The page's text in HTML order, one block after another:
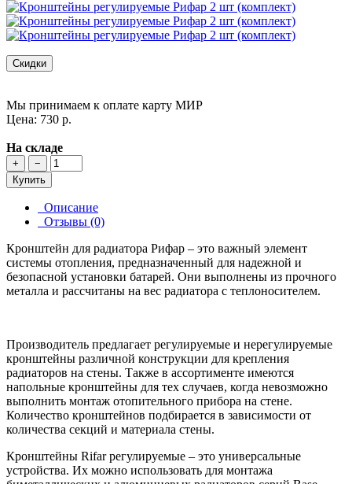
Скидки
Мы принимаем к оплате карту МИР
Цена: 730 р.
На складе
+
−
Купить
Описание
Отзывы (0)
Кронштейн для радиатора Рифар – это важный элемент
системы отопления, предназначенный для надежной и
безопасной установки батарей. Они выполнены из прочного
металла и рассчитаны на вес радиатора с теплоносителем.
Производитель предлагает регулируемые и нерегулируемые
кронштейны различной конструкции для крепления
радиаторов на стены. Также в ассортименте имеются
напольные кронштейны для тех случаев, когда невозможно
выполнить монтаж отопительного прибора на стене.
Количество кронштейнов подбирается в зависимости от
количества секций и материала стены.
Кронштейны Rifar регулируемые – это универсальные
устройства. Их можно использовать для монтажа